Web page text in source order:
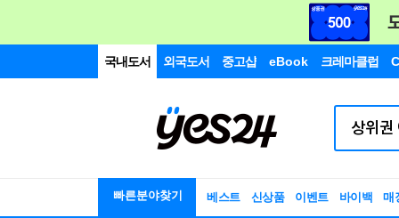
국내도서 외국도서 중고샵 eBook 크레마클럽
빠른분야찾기 베스트 신상품 이벤트 바이백 매